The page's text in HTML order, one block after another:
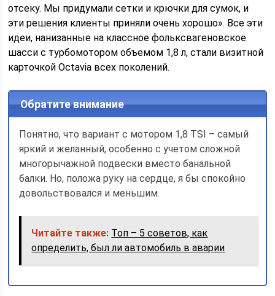
отсеку. Мы придумали сетки и крючки для сумок, и
эти решения клиенты приняли очень хорошо». Все эти
идеи, нанизанные на классное фольксвагеновское
шасси с турбомотором объемом 1,8 л, стали визитной
карточкой Octavia всех поколений.
Обратите внимание
Понятно, что вариант с мотором 1,8 TSI – самый
яркий и желанный, особенно с учетом сложной
многорычажной подвески вместо банальной
балки. Но, положа руку на сердце, я бы спокойно
довольствовался и меньшим.
Читайте также: Топ – 5 советов, как
определить, был ли автомобиль в аварии